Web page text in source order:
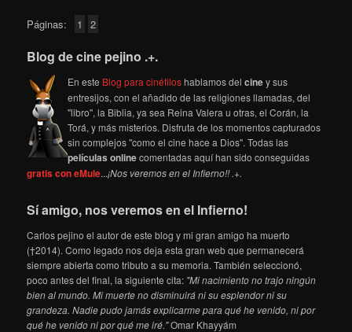
Páginas: 1 2
Blog de cine pejino .+.
En este Blog para cinéfiloshablamos delciney sus
entresijos, con el añadido de las religiones llamadas, del
"libro", la Biblia, ya sea Reina Valera u otras, el Corán, la
Torá, y más misterios. Disfruta de los momentos capturados
sin complejos "como el cine hace a Dios". Todas las
películas onlinecomentadas aquí han sido conseguidas
gratis con eMule...¡Nos veremos en el Infierno!! .+.
Sí amigo, nos veremos en el Infierno!
Carlos pejino el autor de este blog y mi gran amigo ha muerto
(†2014). Como legado nos deja esta gran web que permanecerá
siempre abierta como tributo a su memoria. También seleccionó,
poco antes del final, la siguiente cita: "Mi nacimiento no trajo ningún
bien al mundo. Mi muerte no disminuirá ni su esplendor ni su
grandeza. Nadie pudo jamás explicarme para qué he venido, ni por
qué he venido ni por qué me iré."Omar Khayyám